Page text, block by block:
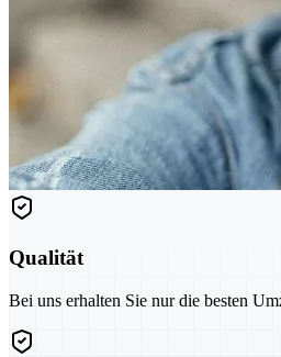
Qualität
Bei uns erhalten Sie nur die besten